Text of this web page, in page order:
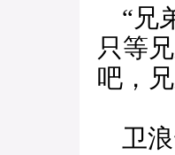
“兄
只等
吧，
卫浪